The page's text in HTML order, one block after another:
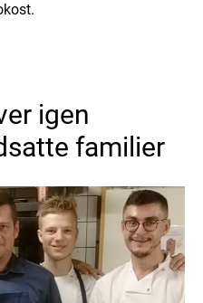
igen
familier